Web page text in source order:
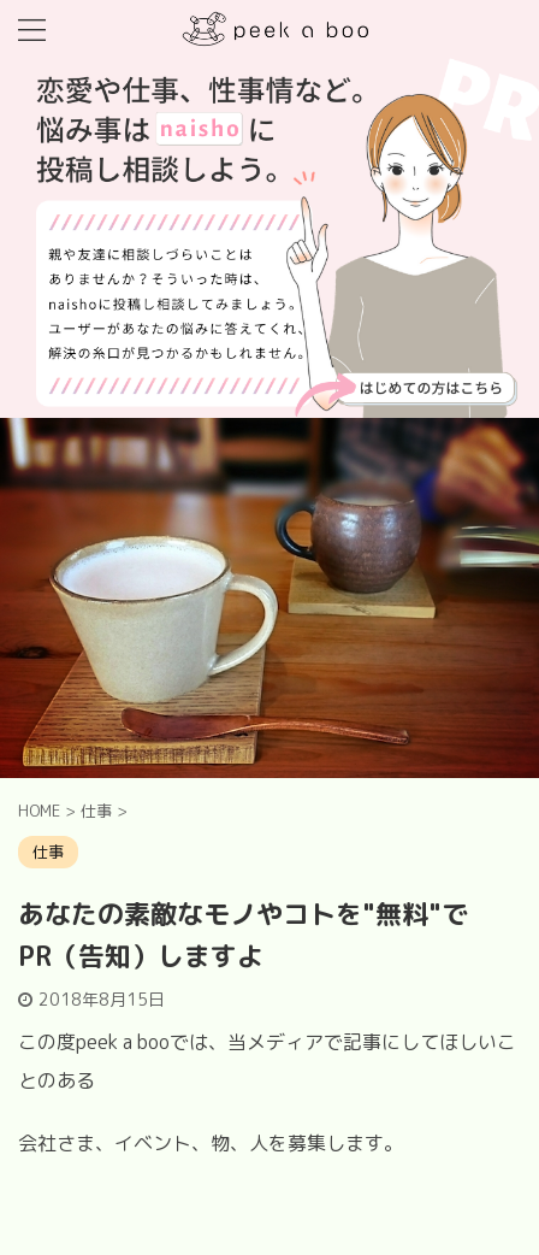
HOME > 仕事 >
仕事
あなたの素敵なモノやコトを"無料"で
PR（告知）しますよ
2018年8月15日
この度peek a booでは、当メディアで記事にしてほしいこ
とのある
会社さま、イベント、物、人を募集します。